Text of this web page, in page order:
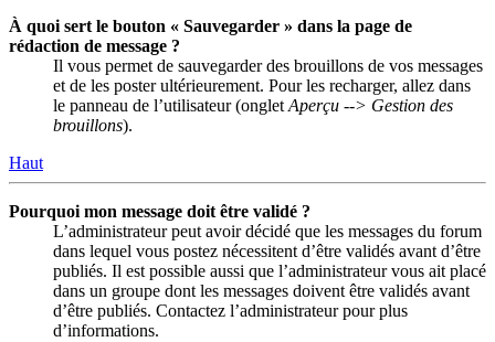
À quoi sert le bouton « Sauvegarder » dans la page de
rédaction de message ?
Il vous permet de sauvegarder des brouillons de vos messages
et de les poster ultérieurement. Pour les recharger, allez dans
le panneau de l’utilisateur (onglet Aperçu --> Gestion des
brouillons).
Haut
Pourquoi mon message doit être validé ?
L’administrateur peut avoir décidé que les messages du forum
dans lequel vous postez nécessitent d’être validés avant d’être
publiés. Il est possible aussi que l’administrateur vous ait placé
dans un groupe dont les messages doivent être validés avant
d’être publiés. Contactez l’administrateur pour plus
d’informations.